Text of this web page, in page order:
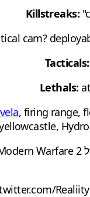
Killstreaks:
cam?
Tacticals:
Lethals:
, firing range,